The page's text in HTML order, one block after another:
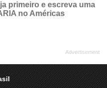
primeiro e escreva uma
no Américas